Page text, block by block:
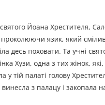
Йоана Хрестителя,
язик, який
десь поховати. Та учні
Хузи, одна з тих жінок,
тій палаті голову
з палацу і закопала